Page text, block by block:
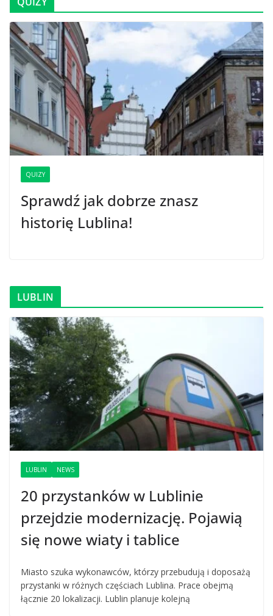
QUIZY
Sprawdź jak dobrze znasz
historię Lublina!
LUBLIN
LUBLIN NEWS
20 przystanków w Lublinie
przejdzie modernizację. Pojawią
się nowe wiaty i tablice
Miasto szuka wykonawców, którzy przebudują i doposażą
przystanki w różnych częściach Lublina. Prace obejmą
łącznie 20 lokalizacji. Lublin planuje kolejną